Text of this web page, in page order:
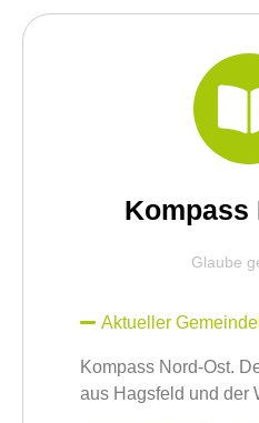
Kompass
Glaube
Aktueller
Kompass Nord-Ost.
aus Hagsfeld und der